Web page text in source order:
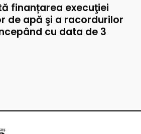
finanțarea execuţiei
de apă şi a racordurilor
cu data de 3